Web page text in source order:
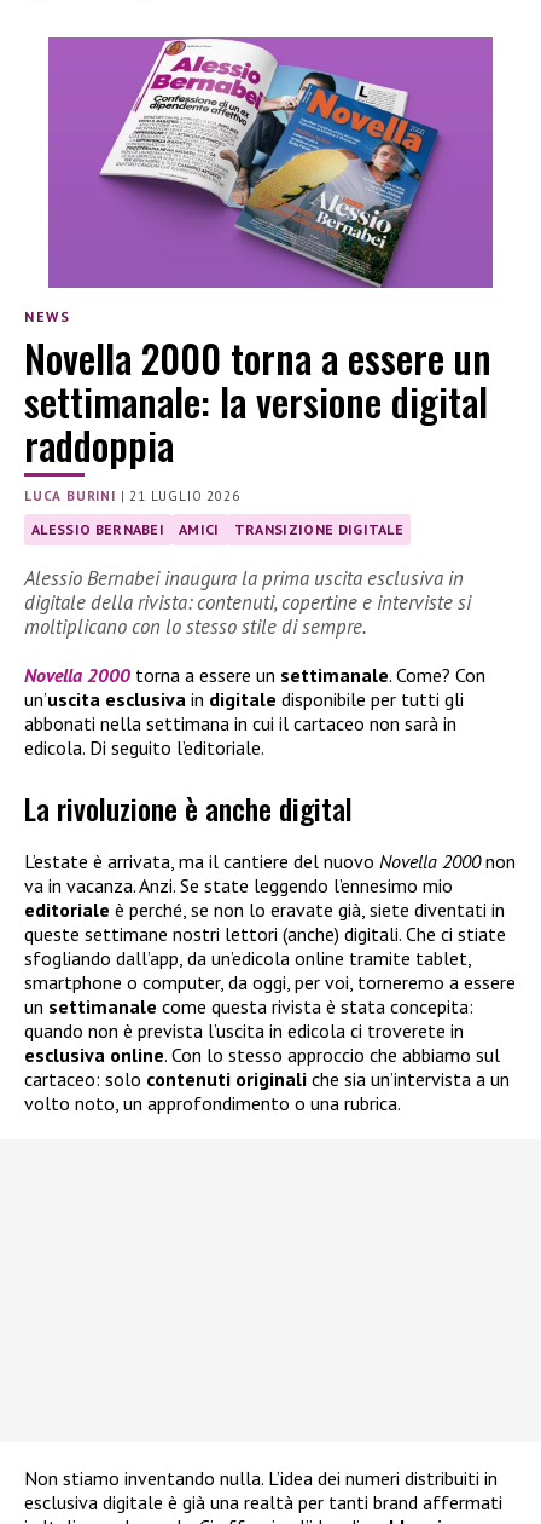
NEWS
Novella 2000 torna a essere un
settimanale: la versione digital
raddoppia
LUCA BURINI |21 LUGLIO 2026
ALESSIO BERNABEI AMICI TRANSIZIONE DIGITALE
Alessio Bernabei inaugura la prima uscita esclusiva in
digitale della rivista: contenuti, copertine e interviste si
moltiplicano con lo stesso stile di sempre.
Novella 2000 torna a essere un settimanale. Come? Con
un’uscita esclusiva in digitale disponibile per tutti gli
abbonati nella settimana in cui il cartaceo non sarà in
edicola. Di seguito l’editoriale.
La rivoluzione è anche digital
L’estate è arrivata, ma il cantiere del nuovo Novella 2000non
va in vacanza. Anzi. Se state leggendo l’ennesimo mio
editoriale è perché, se non lo eravate già, siete diventati in
queste settimane nostri lettori (anche) digitali. Che ci stiate
sfogliando dall’app, da un’edicola online tramite tablet,
smartphone o computer, da oggi, per voi, torneremo a essere
un settimanale come questa rivista è stata concepita:
quando non è prevista l’uscita in edicola ci troverete in
esclusiva online. Con lo stesso approccio che abbiamo sul
cartaceo: solo contenuti originali che sia un’intervista a un
volto noto, un approfondimento o una rubrica.
Non stiamo inventando nulla. L’idea dei numeri distribuiti in
esclusiva digitale è già una realtà per tanti brand affermati